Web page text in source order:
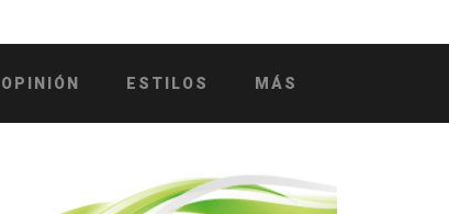
OPINIÓN ESTILOS MÁS